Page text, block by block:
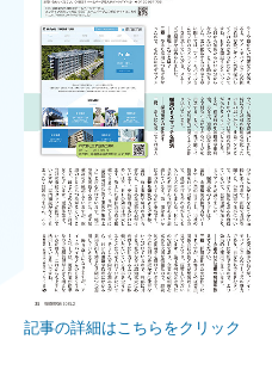
採用情報
[募集要項]配管工
[募集要項]CADオペ兼管理補助
[募集要項]現場管理(経験者)
お問合せ
福利厚生（リゾート）
記事の詳細はこちらをクリック